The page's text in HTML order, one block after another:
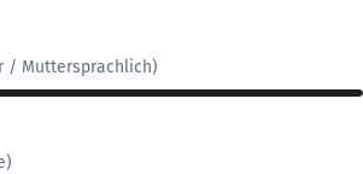
/ Muttersprachlich)